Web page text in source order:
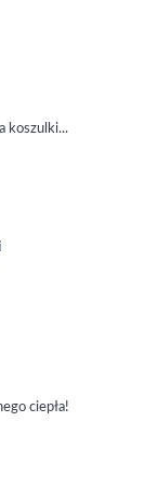
koszulki...
ciepła!